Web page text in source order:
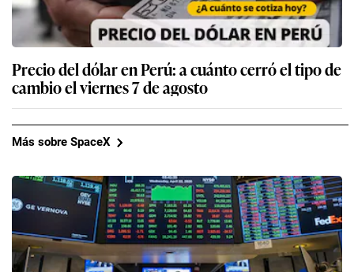
Precio del dólar en Perú: a cuánto cerró el tipo de
cambio el viernes 7 de agosto
Más sobre SpaceX